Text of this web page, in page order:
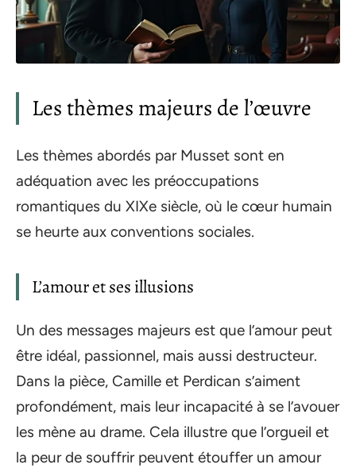
Les thèmes majeurs de l’œuvre
Les thèmes abordés par Musset sont en
adéquation avec les préoccupations
romantiques du XIXe siècle, où le cœur humain
se heurte aux conventions sociales.
L’amour et ses illusions
Un des messages majeurs est que l’amour peut
être idéal, passionnel, mais aussi destructeur.
Dans la pièce, Camille et Perdican s’aiment
profondément, mais leur incapacité à se l’avouer
les mène au drame. Cela illustre que l’orgueil et
la peur de souffrir peuvent étouffer un amour